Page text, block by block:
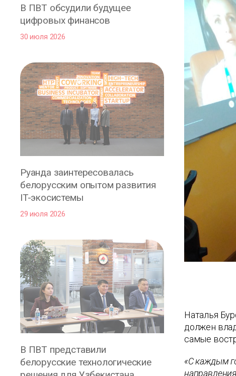
В ПВТ обсудили будущее
цифровых финансов
30 июля 2026
Руанда заинтересовалась
белорусским опытом развития
IT-экосистемы
29 июля 2026
В ПВТ представили
белорусские технологические
Наталья
должен
самые
«С каждым